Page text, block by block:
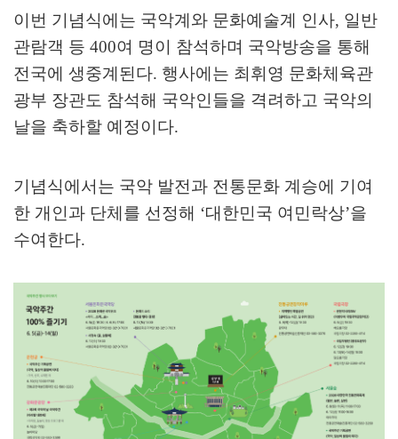
이번 기념식에는 국악계와 문화예술계 인사, 일반
관람객 등 400여 명이 참석하며 국악방송을 통해
전국에 생중계된다. 행사에는 최휘영 문화체육관
광부 장관도 참석해 국악인들을 격려하고 국악의
날을 축하할 예정이다.
기념식에서는 국악 발전과 전통문화 계승에 기여
한 개인과 단체를 선정해 ‘대한민국 여민락상’을
수여한다.